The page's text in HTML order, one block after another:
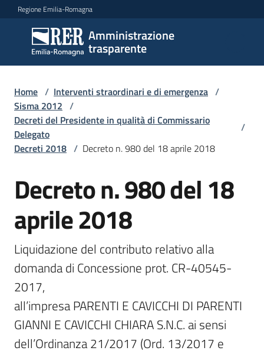
Vai al contenuto
Vai alla navigazione
Vai al footer
Regione Emilia-Romagna
Amministrazione
trasparente
Amministrazione
trasparente
Sottosezioni
Accesso
Home / Interventi straordinari e di emergenza /
Sisma 2012 /
Decreti del Presidente in qualità di Commissario
Delegato
/
Decreti 2018 / Decreto n. 980 del 18 aprile 2018
Decreto n. 980 del 18
aprile 2018
Liquidazione del contributo relativo alla
domanda di Concessione prot. CR-40545-
2017,
all’impresa PARENTI E CAVICCHI DI PARENTI
GIANNI E CAVICCHI CHIARA S.N.C. ai sensi
dell’Ordinanza 21/2017 (Ord. 13/2017 e